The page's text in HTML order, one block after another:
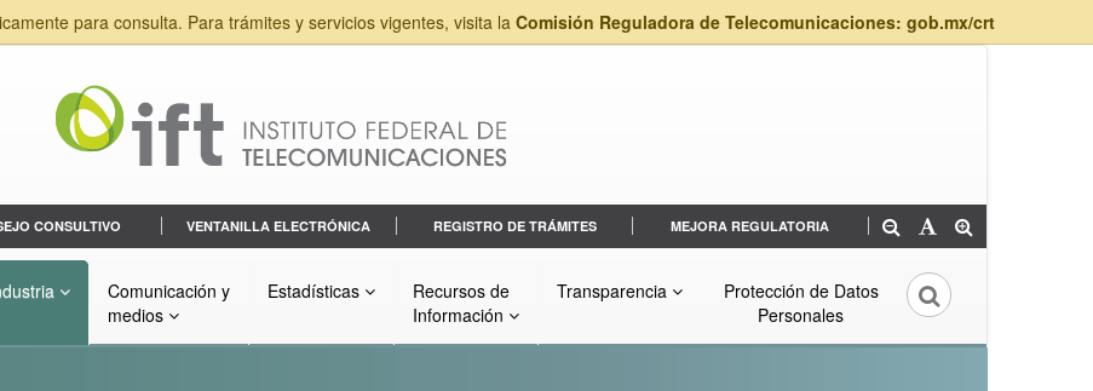
para consulta. Para trámites y servicios vigentes, visita la Comisión Reguladora de Telecomunicaciones: gob.mx/crt
CONSULTIVO VENTANILLA ELECTRÓNICA REGISTRO DE TRÁMITES MEJORA REGULATORIA
Comunicación y
medios
Estadísticas
Recursos de
Información
Transparencia
Protección de Datos
Personales